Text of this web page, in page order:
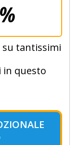
su tantissimi
in questo